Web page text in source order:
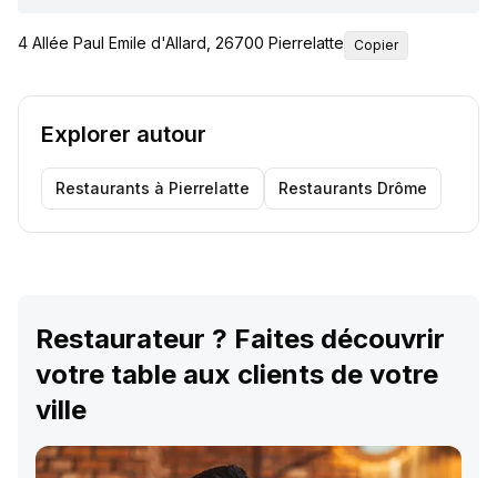
4 Allée Paul Emile d'Allard, 26700 Pierrelatte Copier
Explorer autour
Restaurants à Pierrelatte Restaurants Drôme
Restaurateur ? Faites découvrir
votre table aux clients de votre
ville